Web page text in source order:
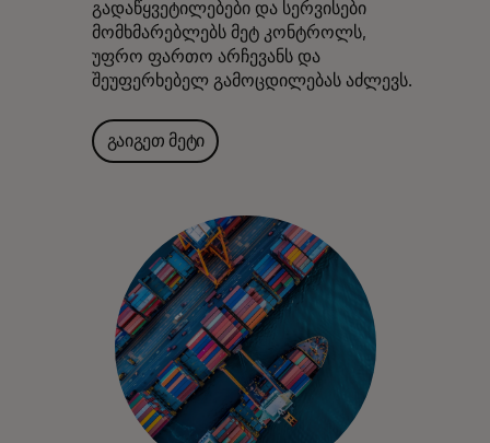
გადაწყვეტილებები და სერვისები
მომხმარებლებს მეტ კონტროლს,
უფრო ფართო არჩევანს და
შეუფერხებელ გამოცდილებას აძლევს.
გაიგეთ მეტი